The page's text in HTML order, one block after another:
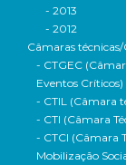
- 2013
- 2012
Câmaras
- CTGEC
Eventos Críticos)
- CTIL (Câmara
- CTI (Câmara
- CTCI (Câmara
Mobilização